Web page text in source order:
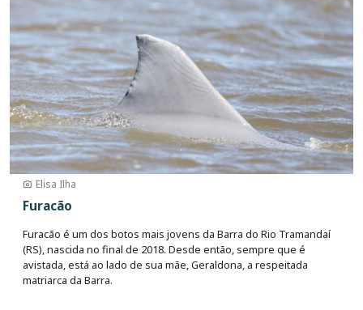
Elisa Ilha
Furacão
Furacão é um dos botos mais jovens da Barra do Rio Tramandaí
(RS), nascida no final de 2018. Desde então, sempre que é
avistada, está ao lado de sua mãe, Geraldona, a respeitada
matriarca da Barra.